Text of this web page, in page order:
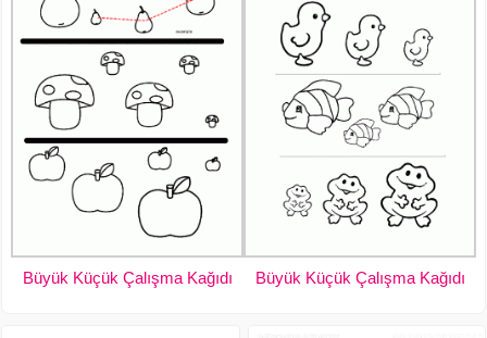
Büyük Küçük Çalışma Kağıdı Büyük Küçük Çalışma Kağıdı